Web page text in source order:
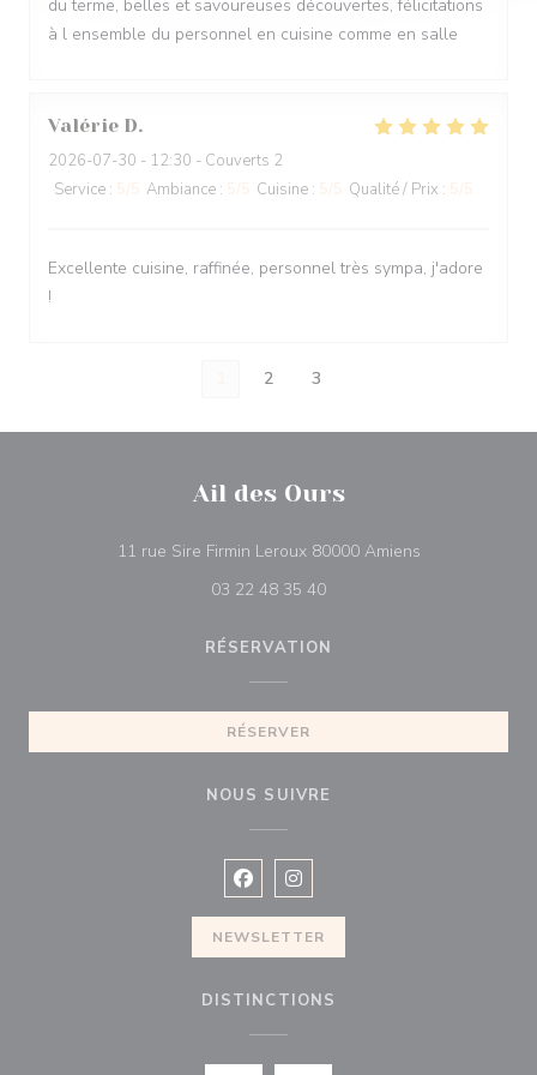
du terme, belles et savoureuses découvertes, félicitations
à l ensemble du personnel en cuisine comme en salle
Valérie D
2026-07-30 - 12:30 - Couverts 2
Service : Ambiance : Cuisine : Qualité / Prix :
Excellente cuisine, raffinée, personnel très sympa, j'adore
!
2 3
Ail des Ours
11 rue Sire Firmin Leroux 80000 Amiens((ouvre une
03 22 48 35 40
RÉSERVATION
RÉSERVER
NOUS SUIVRE
Facebook ((ouvre une nouvelle
Instagram ((ouvre une
NEWSLETTER
DISTINCTIONS